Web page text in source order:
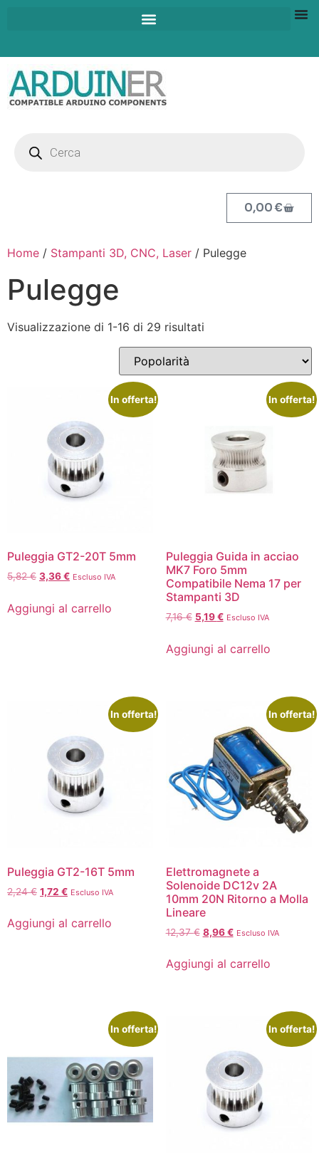
0,00€
Home / Stampanti 3D, CNC, Laser / Pulegge
Pulegge
Visualizzazione di 1-16 di 29 risultati
In offerta!
Puleggia GT2-20T 5mm
5,82€ 3,36€ Escluso IVA
Aggiungi al carrello
In offerta!
Puleggia Guida in acciao
MK7 Foro 5mm
Compatibile Nema 17 per
Stampanti 3D
7,16€ 5,19€ Escluso IVA
Aggiungi al carrello
In offerta!
Puleggia GT2-16T 5mm
2,24€ 1,72 € Escluso IVA
Aggiungi al carrello
In offerta!
Elettromagnete a
Solenoide DC12v 2A
10mm 20N Ritorno a Molla
Lineare
12,37€ 8,96€ Escluso IVA
Aggiungi al carrello
In offerta! In offerta!